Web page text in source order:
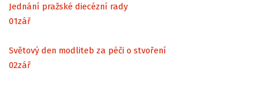
Jednání pražské diecézní rady
01zář
Světový den modliteb za péči o stvoření
02zář